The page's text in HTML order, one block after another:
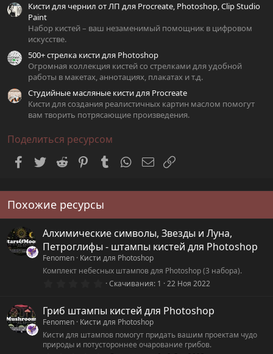
Кисти для чернил от ЛП для Procreate, Photoshop, Clip Studio
Paint
Набор кистей – ваш незаменимый помощник в цифровом
искусстве.
500+ стрелка кисти для Photoshop
Огромная коллекция кистей со стрелками для удобной
работы в макетах, аннотациях, плакатах и т.д.
Студийные масляные кисти для Procreate
Кисти для создания реалистичных картин маслом помогут
вам творить потрясающие произведения.
Поделиться ресурсом
Facebook
Twitter Reddit PinterestTumblrWhatsAppЭлектронная почта
Похожие ресурсы
Алхимические символы, Звезды и Луна,
Петроглифы - штампы кистей для Photoshop
Fenomen Кисти для Photoshop
Комплект небесных штампов для Photoshop (3 набора).
0
0
з
в
ё
з
Скачивания 1 22 Ноя 2022
Гриб штампы кистей для Photoshop
Fenomen Кисти для Photoshop
Кисти для штампов помогут придать вашим проектам чудо
природы и потустороннее очарование грибов.